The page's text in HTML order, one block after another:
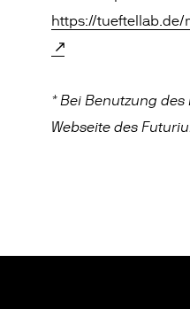
https://
* Bei Benutzung
Webseite des